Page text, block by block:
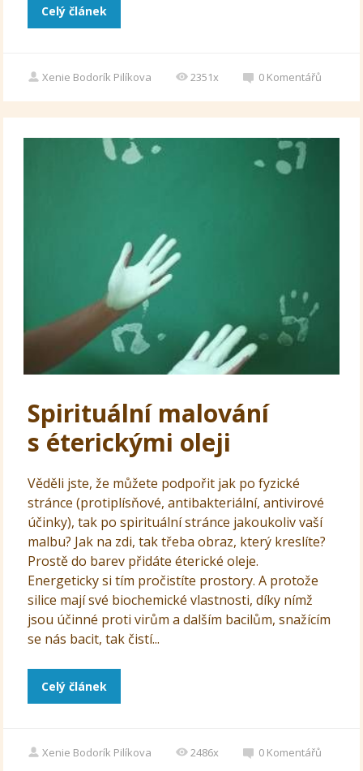
Celý článek
Xenie Bodorík Pilíkova 2351x 0 Komentářů
Spirituální malování
s éterickými oleji
Věděli jste, že můžete podpořit jak po fyzické
stránce (protiplísňové, antibakteriální, antivirové
účinky), tak po spirituální stránce jakoukoliv vaší
malbu? Jak na zdi, tak třeba obraz, který kreslíte?
Prostě do barev přidáte éterické oleje.
Energeticky si tím pročistíte prostory. A protože
silice mají své biochemické vlastnosti, díky nímž
jsou účinné proti virům a dalším bacilům, snažícím
se nás bacit, tak čistí...
Celý článek
Xenie Bodorík Pilíkova 2486x 0 Komentářů